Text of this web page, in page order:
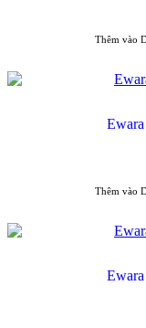
Thêm vào
Thêm vào